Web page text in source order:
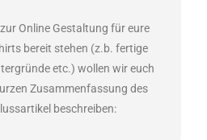
Online Gestaltung für eure
bereit stehen (z.b. fertige
etc.) wollen wir euch
Zusammenfassung des
beschreiben: